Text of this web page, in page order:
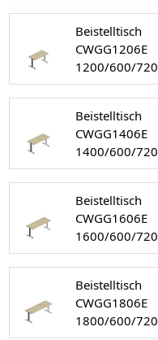
Beistelltisch
CWGG1206E
1200/600/720
Beistelltisch
CWGG1406E
1400/600/720
Beistelltisch
CWGG1606E
1600/600/720
Beistelltisch
CWGG1806E
1800/600/720